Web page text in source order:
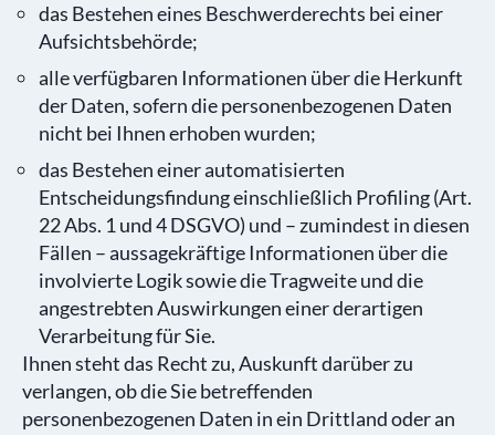
das Bestehen eines Beschwerderechts bei einer
Aufsichtsbehörde;
alle verfügbaren Informationen über die Herkunft
der Daten, sofern die personenbezogenen Daten
nicht bei Ihnen erhoben wurden;
das Bestehen einer automatisierten
Entscheidungsfindung einschließlich Profiling (Art.
22 Abs. 1 und 4 DSGVO) und – zumindest in diesen
Fällen – aussagekräftige Informationen über die
involvierte Logik sowie die Tragweite und die
angestrebten Auswirkungen einer derartigen
Verarbeitung für Sie.
Ihnen steht das Recht zu, Auskunft darüber zu
verlangen, ob die Sie betreffenden
personenbezogenen Daten in ein Drittland oder an